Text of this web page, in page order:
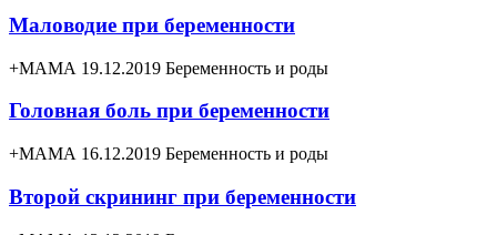
Маловодие при беременности
+МАМА 19.12.2019 Беременность и роды
Головная боль при беременности
+МАМА 16.12.2019 Беременность и роды
Второй скрининг при беременности